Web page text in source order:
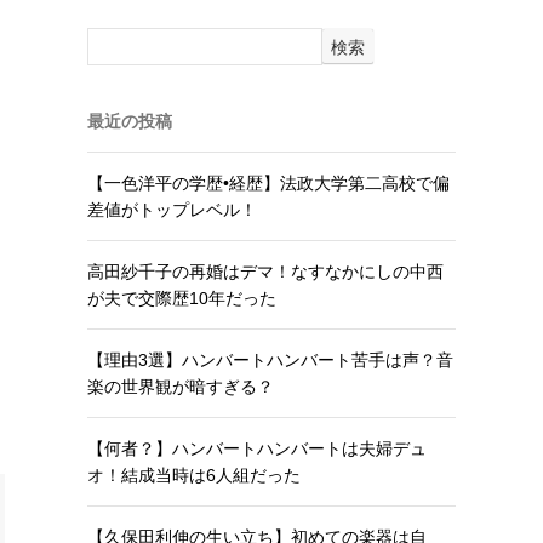
検索
最近の投稿
【一色洋平の学歴•経歴】法政大学第二高校で偏
差値がトップレベル！
高田紗千子の再婚はデマ！なすなかにしの中西
が夫で交際歴10年だった
【理由3選】ハンバートハンバート苦手は声？音
楽の世界観が暗すぎる？
【何者？】ハンバートハンバートは夫婦デュ
オ！結成当時は6人組だった
【久保田利伸の生い立ち】初めての楽器は自